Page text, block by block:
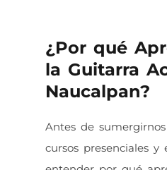
¿Por qué
la Guitarra
Naucalpan?
Antes de
cursos presenciales